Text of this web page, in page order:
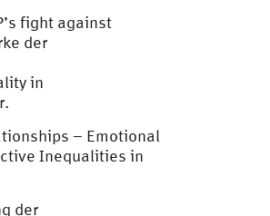
fight against
der
in
– Emotional
Inequalities in
der